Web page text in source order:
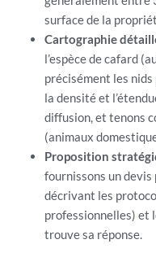
surface de la
Cartographie
l’espèce de cafard
précisément les
la densité et
diffusion, et tenons
(animaux
Proposition
fournissons un
décrivant les
professionnelles) et
trouve sa réponse.